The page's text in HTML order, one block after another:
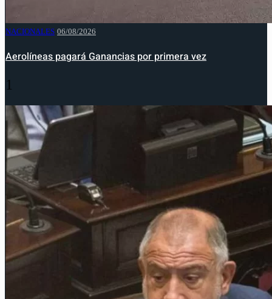
NACIONALES 06/08/2026
Aerolíneas pagará Ganancias por primera vez
1